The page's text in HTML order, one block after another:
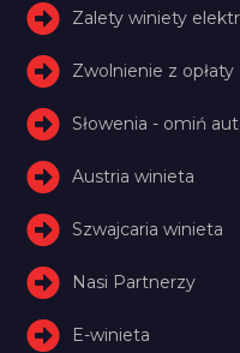
Zalety winiety
Zwolnienie z opłaty
Słowenia - omiń
Austria winieta
Szwajcaria winieta
Nasi Partnerzy
E-winieta